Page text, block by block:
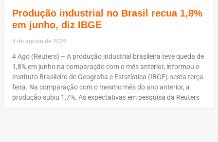
Produção industrial no Brasil recua 1,8%
em junho, diz IBGE
4 de agosto de 2026
4 Ago (Reuters) – A produção industrial brasileira teve queda de
1,8% em junho na comparação com o mês anterior, informou o
Instituto Brasileiro de Geografia e Estatística (IBGE) nesta terça-
feira. Na comparação com o mesmo mês do ano anterior, a
produção subiu 1,7%. As expectativas em pesquisa da Reuters